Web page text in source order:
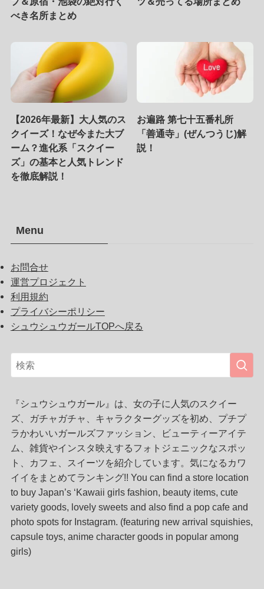
べき名所まとめ
【2026年最新】大人気のス
クイーズ！なぜ今また大ブ
ーム？進化系「スクイー
ズ」の基本と人気トレンド
を徹底解説！
お遍路 第七十五番札所
「善通寺」(ぜんつうじ)解
説！
Menu
お問合せ
運営プロジェクト
利用規約
プライバシーポリシー
シュウシュウガールTOPへ戻る
『シュウシュウガール』は、女の子に人気のスクイー
ズ、ガチャガチャ、キャラクターグッズを初め、プチプ
ラかわいいガールズファッション、ビューティーアイテ
ム、雑貨やインスタ映えするフォトジェニックなスポッ
ト、カフェ、スイーツを紹介しています。気になるカワ
イイをまとめてランキング!! You can find a store location
to buy Japan’s ‘Kawaii girls fashion, beauty items, cute
variety goods, lovely sweets and also find a pop cafe and
photo spots for Instagram. (featuring new arrival squishies,
capsule toys, anime character goods in popular among
girls)